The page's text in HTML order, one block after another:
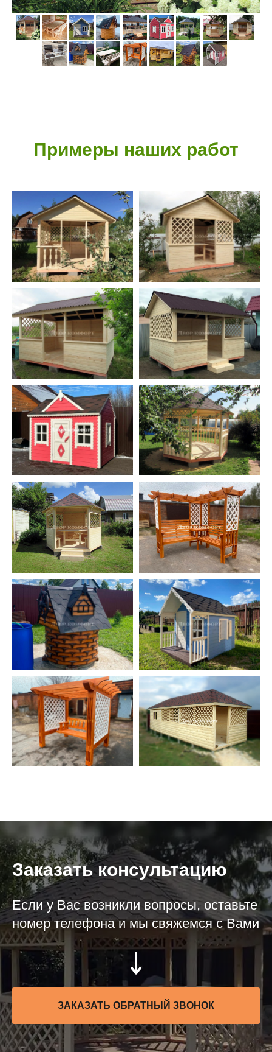
Примеры наших работ
Заказать консультацию
Если у Вас возникли вопросы, оставьте
номер телефона и мы свяжемся с Вами
ЗАКАЗАТЬ ОБРАТНЫЙ ЗВОНОК